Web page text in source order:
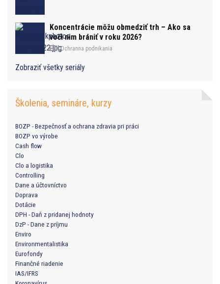
Koncentrácie môžu obmedziť trh – Ako sa
voči nim brániť v roku 2026?
Ochranna podnikania
Zobraziť všetky seriály
Školenia, semináre, kurzy
BOZP - Bezpečnosť a ochrana zdravia pri práci
BOZP vo výrobe
Cash flow
Clo
Clo a logistika
Controlling
Dane a účtovníctvo
Doprava
Dotácie
DPH - Daň z pridanej hodnoty
DzP - Dane z príjmu
Enviro
Environmentalistika
Eurofondy
Finančné riadenie
IAS/IFRS